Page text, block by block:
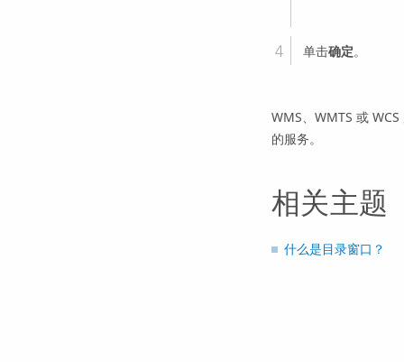
单击确定。
WMS、WMTS 或
的服务。
相关主题
什么是目录窗口？